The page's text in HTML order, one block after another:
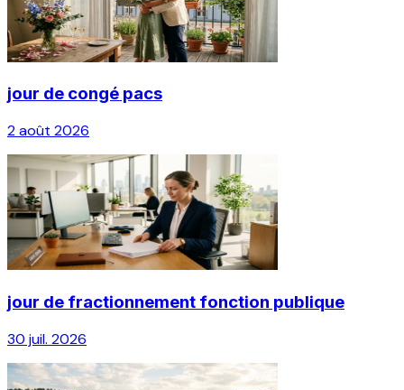
jour de congé pacs
2 août 2026
jour de fractionnement fonction publique
30 juil. 2026